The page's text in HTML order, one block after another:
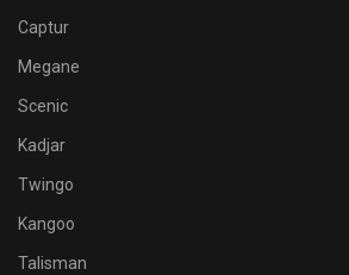
Captur
Megane
Scenic
Kadjar
Twingo
Kangoo
Talisman